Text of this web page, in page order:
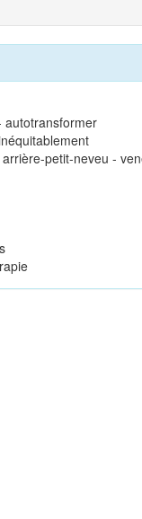
autotransformer
petit-neveu -